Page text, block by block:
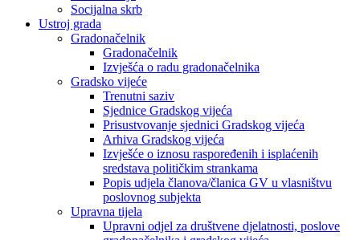
Socijalna skrb
Ustroj grada
Gradonačelnik
Gradonačelnik
Izvješća o radu gradonačelnika
Gradsko vijeće
Trenutni saziv
Sjednice Gradskog vijeća
Prisustvovanje sjednici Gradskog vijeća
Arhiva Gradskog vijeća
Izvješće o iznosu raspoređenih i isplaćenih
sredstava političkim strankama
Popis udjela članova/članica GV u vlasništvu
poslovnog subjekta
Upravna tijela
Upravni odjel za društvene djelatnosti, poslove